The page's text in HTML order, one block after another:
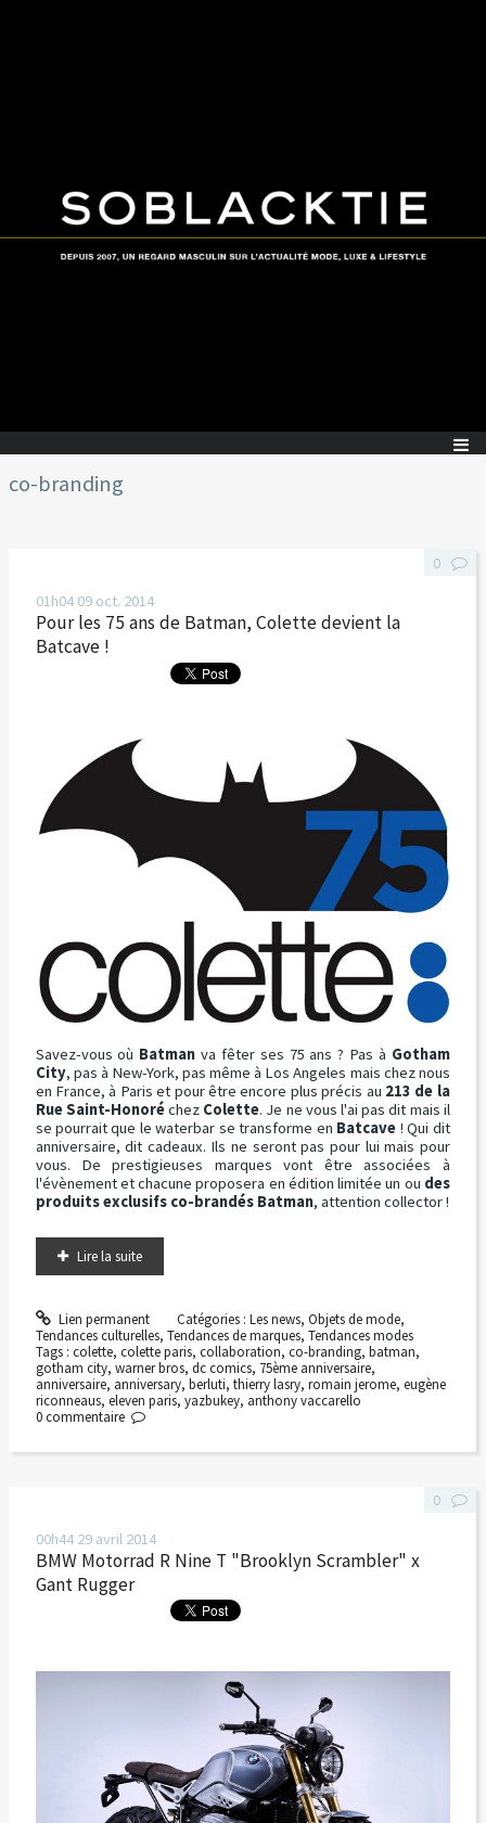
co-branding
01h04 09 oct. 2014
Pour les 75 ans de Batman, Colette devient la
Batcave !
Savez-vous où Batman va fêter ses 75 ans ? Pas à Gotham
City, pas à New-York, pas même à Los Angeles mais chez nous
en France, à Paris et pour être encore plus précis au 213 de la
Rue Saint-Honoréchez Colette. Je ne vous l'ai pas dit mais il
se pourrait que le waterbar se transforme en Batcave ! Qui dit
anniversaire, dit cadeaux. Ils ne seront pas pour lui mais pour
vous. De prestigieuses marques vont être associées à
l'évènement et chacune proposera en édition limitée un ou des
produits exclusifs co-brandés Batman, attention collector !
Lire la suite
Lien permanent Catégories : Les news, Objets de mode,
Tendances culturelles, Tendances de marques, Tendances modes
Tags : colette, colette paris, collaboration, co-branding, batman,
gotham city, warner bros, dc comics, 75ème anniversaire,
anniversaire, anniversary, berluti, thierry lasry, romain jerome, eugène
riconneaus, eleven paris, yazbukey, anthony vaccarello
0
0 commentaire
00h44 29 avril 2014
BMW Motorrad R Nine T "Brooklyn Scrambler" x
Gant Rugger
0